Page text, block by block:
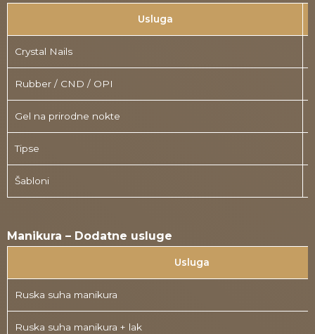
Usluga
Crystal Nails
Rubber / CND / OPI
Gel na prirodne nokte
Tipse
Šabloni
Manikura – Dodatne usluge
Usluga
Ruska suha manikura
Ruska suha manikura + lak